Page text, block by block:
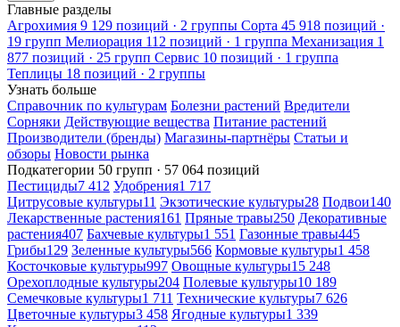
Главные разделы
Агрохимия 9 129 позиций · 2 группы Сорта 45 918 позиций ·
19 групп Мелиорация 112 позиций · 1 группа Механизация 1
877 позиций · 25 групп Сервис 10 позиций · 1 группа
Теплицы 18 позиций · 2 группы
Узнать больше
Справочник по культурам Болезни растений Вредители
Сорняки Действующие вещества Питание растений
Производители (бренды) Магазины-партнёры Статьи и
обзоры Новости рынка
Подкатегории 50 групп · 57 064 позиций
Пестициды7 412 Удобрения1 717
Цитрусовые культуры11 Экзотические культуры28 Подвои140
Лекарственные растения161 Пряные травы250 Декоративные
растения407 Бахчевые культуры1 551 Газонные травы445
Грибы129 Зеленные культуры566 Кормовые культуры1 458
Косточковые культуры997 Овощные культуры15 248
Орехоплодные культуры204 Полевые культуры10 189
Семечковые культуры1 711 Технические культуры7 626
Цветочные культуры3 458 Ягодные культуры1 339